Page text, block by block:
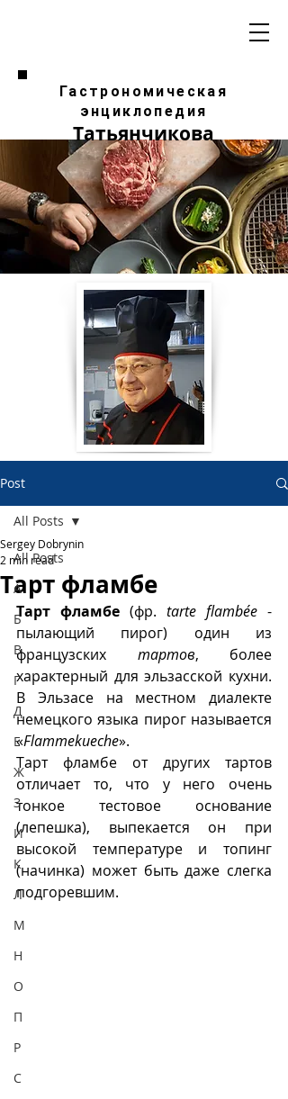
Гастрономическая
энциклопедия
Татьянчикова
Post
All Posts
А
Б
В
Г
Д
Е
Ж
З
И
К
Л
М
Н
О
П
Р
С
All Posts
Тарт фламбе
Sergey Dobrynin
2 min read
Тарт фламбе (фр. tarte flambée -
пылающий пирог) один из
французских тартов, более
характерный для эльзасской кухни.
В Эльзасе на местном диалекте
немецкого языка пирог называется
«Flammekueche».
Тарт фламбе от других тартов
отличает то, что у него очень
тонкое тестовое основание
(лепешка), выпекается он при
высокой температуре и топинг
(начинка) может быть даже слегка
подгоревшим.